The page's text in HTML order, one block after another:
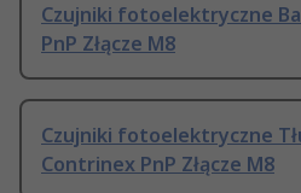
Czujniki fotoelektryczne
PnP Złącze M8
Czujniki fotoelektryczne
Contrinex PnP Złącze M8